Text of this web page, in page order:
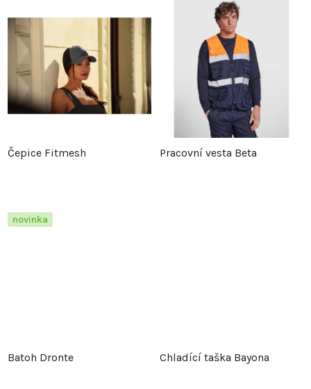
Čepice Fitmesh Pracovní vesta Beta
novinka
Batoh Dronte Chladící taška Bayona